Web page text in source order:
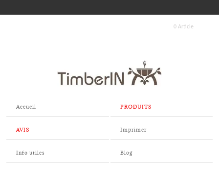
0 Article
Accueil PRODUITS
AVIS Imprimer
Info utiles Blog